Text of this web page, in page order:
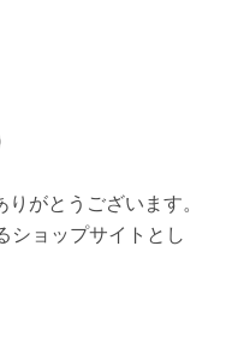
がとうございます。
ショップサイトとし